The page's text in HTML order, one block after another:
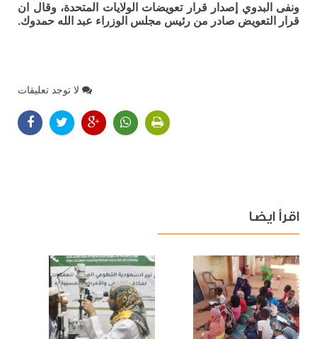
ونفى البدوي إصدار قرار تعويضات الولايات المتحدة، وقال ان
قرار التعويض صادر من رئيس مجلس الوزراء عبد الله حمدوك.
لا توجد تعليقات
اقرأ ايضا